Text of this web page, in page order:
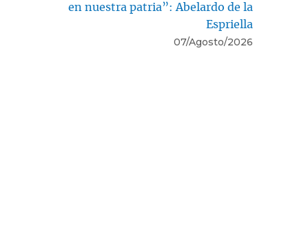
en nuestra patria”: Abelardo de la
Espriella
07/Agosto/2026